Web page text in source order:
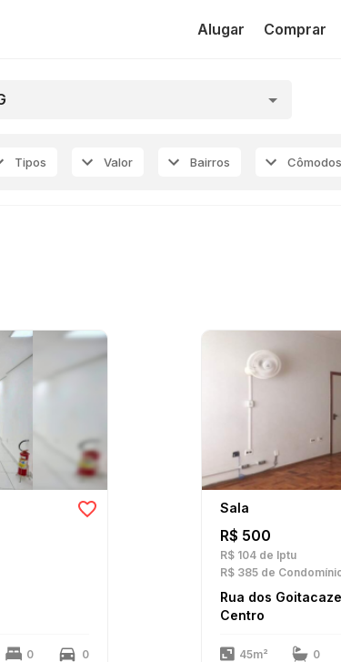
Alugar Comprar
Tipos Valor Bairros Cômodos
0 0
Sala
R$ 500
R$ 104 de Iptu
R$ 385 de
Rua dos
Centro
45m² 0